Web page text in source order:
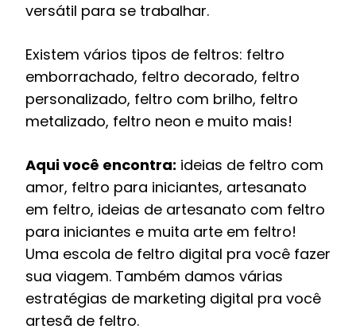
versátil para se trabalhar.
Existem vários tipos de feltros: feltro
emborrachado, feltro decorado, feltro
personalizado, feltro com brilho, feltro
metalizado, feltro neon e muito mais!
Aqui você encontra: ideias de feltro com
amor, feltro para iniciantes, artesanato
em feltro, ideias de artesanato com feltro
para iniciantes e muita arte em feltro!
Uma escola de feltro digital pra você fazer
sua viagem. Também damos várias
estratégias de marketing digital pra você
artesã de feltro.